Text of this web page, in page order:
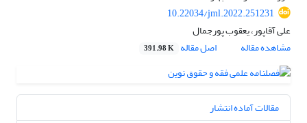
10.22034/jml.2022.251231
علی آقاپور، یعقوب پورجمال
مشاهده مقاله
اصل مقاله 391.98 K
مقالات آماده انتشار